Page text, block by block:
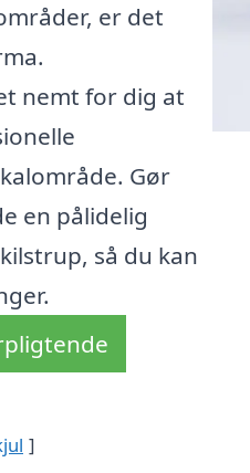
er det
nemt for dig at
Gør
en pålidelig
så du kan